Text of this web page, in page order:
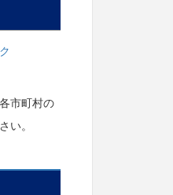
市町村の
い。